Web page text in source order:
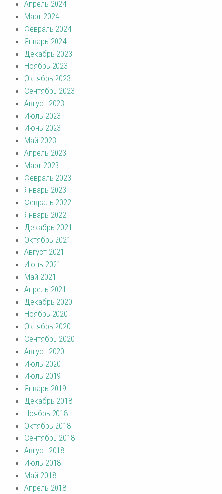
Апрель 2024
Март 2024
Февраль 2024
Январь 2024
Декабрь 2023
Ноябрь 2023
Октябрь 2023
Сентябрь 2023
Август 2023
Июль 2023
Июнь 2023
Май 2023
Апрель 2023
Март 2023
Февраль 2023
Январь 2023
Февраль 2022
Январь 2022
Декабрь 2021
Октябрь 2021
Август 2021
Июнь 2021
Май 2021
Апрель 2021
Декабрь 2020
Ноябрь 2020
Октябрь 2020
Сентябрь 2020
Август 2020
Июль 2020
Июль 2019
Январь 2019
Декабрь 2018
Ноябрь 2018
Октябрь 2018
Сентябрь 2018
Август 2018
Июль 2018
Май 2018
Апрель 2018